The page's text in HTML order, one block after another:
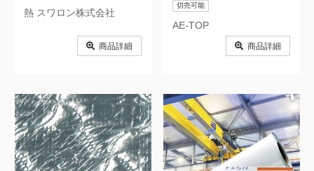
熱 スワロン株式会社
商品詳細
AE-TOP
切売可能
商品詳細